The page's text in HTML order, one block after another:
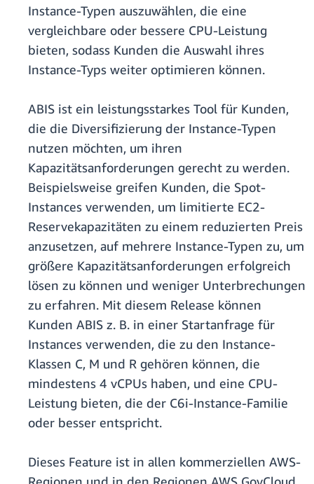
Instance-Typen auszuwählen, die eine
vergleichbare oder bessere CPU-Leistung
bieten, sodass Kunden die Auswahl ihres
Instance-Typs weiter optimieren können.
ABIS ist ein leistungsstarkes Tool für Kunden,
die die Diversifizierung der Instance-Typen
nutzen möchten, um ihren
Kapazitätsanforderungen gerecht zu werden.
Beispielsweise greifen Kunden, die Spot-
Instances verwenden, um limitierte EC2-
Reservekapazitäten zu einem reduzierten Preis
anzusetzen, auf mehrere Instance-Typen zu, um
größere Kapazitätsanforderungen erfolgreich
lösen zu können und weniger Unterbrechungen
zu erfahren. Mit diesem Release können
Kunden ABIS z. B. in einer Startanfrage für
Instances verwenden, die zu den Instance-
Klassen C, M und R gehören können, die
mindestens 4 vCPUs haben, und eine CPU-
Leistung bieten, die der C6i-Instance-Familie
oder besser entspricht.
Dieses Feature ist in allen kommerziellen AWS-